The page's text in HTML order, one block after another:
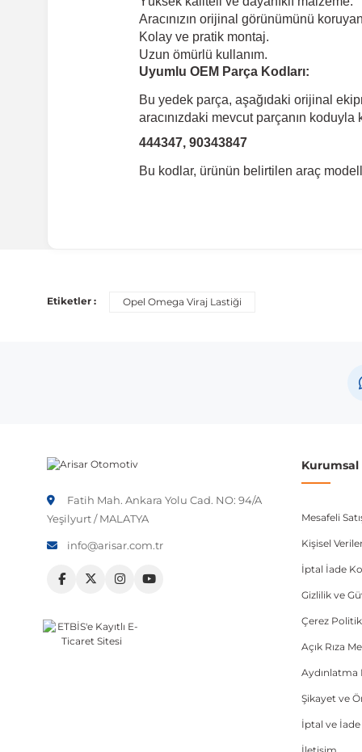
Aracınızın orijinal görünümünü
Kolay ve pratik montaj.
Uzun ömürlü kullanım.
Uyumlu OEM Parça Kodları:
Bu yedek parça, aşağıdaki orijinal
aracınızdaki mevcut parçanın koduyla
444347, 90343847
Bu kodlar, ürünün belirtilen araç
Etiketler : Opel Omega Viraj Lastiği
Fatih Mah. Ankara Yolu Cad. NO: 94/A
Yeşilyurt / MALATYA
info@arisar.com.tr
Mesafeli
Kişisel
İptal İade
Gizlilik ve
Çerez
Açık Rıza
Aydınlatma
Şikayet ve
İptal ve